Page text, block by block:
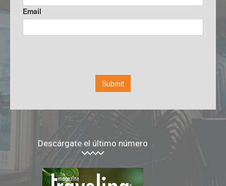
Descárgate el último número